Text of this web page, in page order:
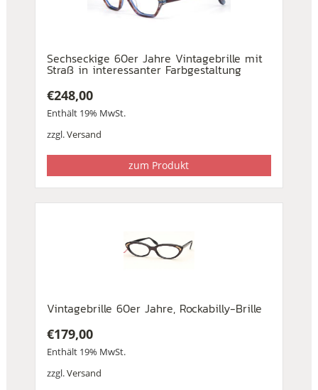
Sechseckige 60er Jahre Vintagebrille mit
Straß in interessanter Farbgestaltung
€248,00
Enthält 19% MwSt.
zzgl.Versand
zum Produkt
Vintagebrille 60er Jahre, Rockabilly-Brille
€179,00
Enthält 19% MwSt.
zzgl.Versand